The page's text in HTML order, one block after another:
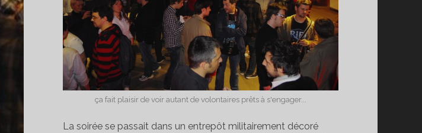
ça fait plaisir de voir autant de volontaires prêts à s'engager...
La soirée se passait dans un entrepôt militairement décoré